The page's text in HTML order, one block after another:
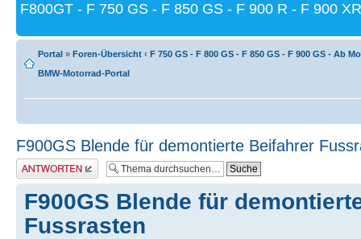
F800GT - F 750 GS - F 850 GS - F 900 R - F 900
Portal » Foren-Übersicht ‹ F 750 GS - F 800 GS - F 850 GS - F 900 GS - Ab
BMW-Motorrad-Portal
F900GS Blende für demontierte Beifahrer
Antwort schreiben
F900GS Blende für
Fussrasten